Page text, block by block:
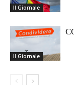
Il Giornale
Il Giornale